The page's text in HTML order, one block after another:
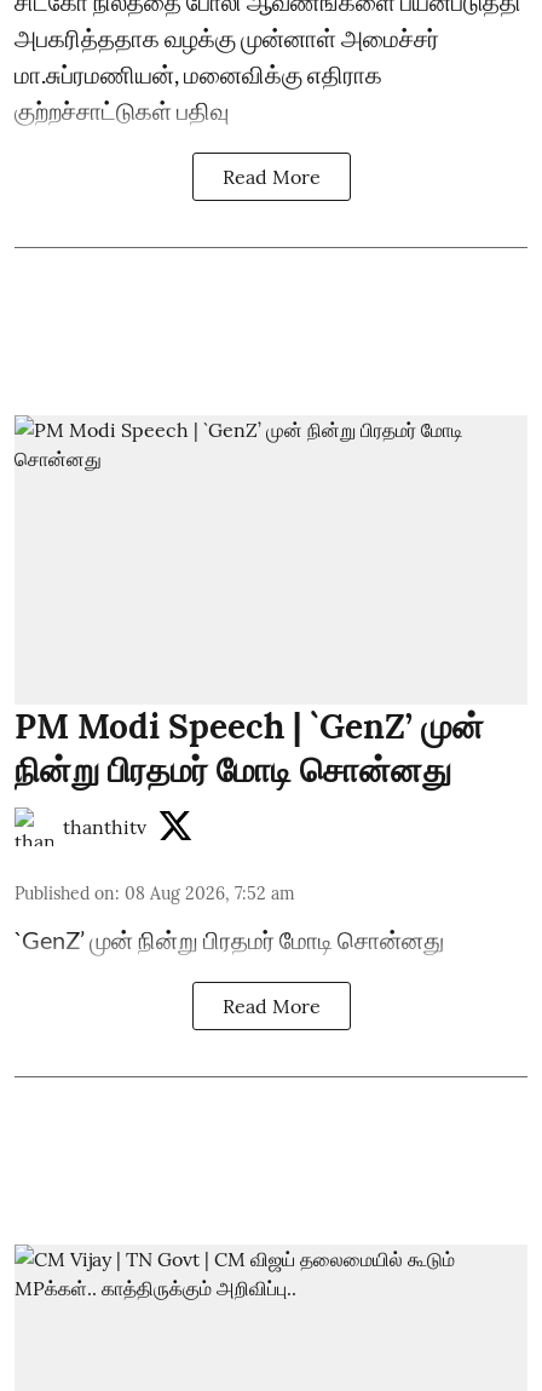
அபகரித்ததாக வழக்கு முன்னாள் அமைச்சர்
மா.சுப்ரமணியன், மனைவிக்கு எதிராக
குற்றச்சாட்டுகள் பதிவு
Read More
PM Modi Speech | `GenZ’ முன்
நின்று பிரதமர் மோடி சொன்னது
thanthitv
Published on: 08 Aug 2026, 7:52 am
`GenZ’ முன் நின்று பிரதமர் மோடி சொன்னது
Read More